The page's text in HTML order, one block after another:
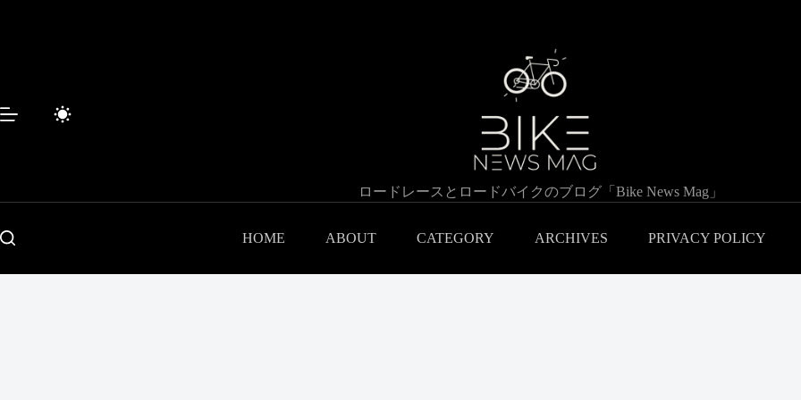
ス
ロードレースとロードバイクのブログ「Bike News Mag」
HOME ABOUT CATEGORY ARCHIVES PRIVACY POLICY